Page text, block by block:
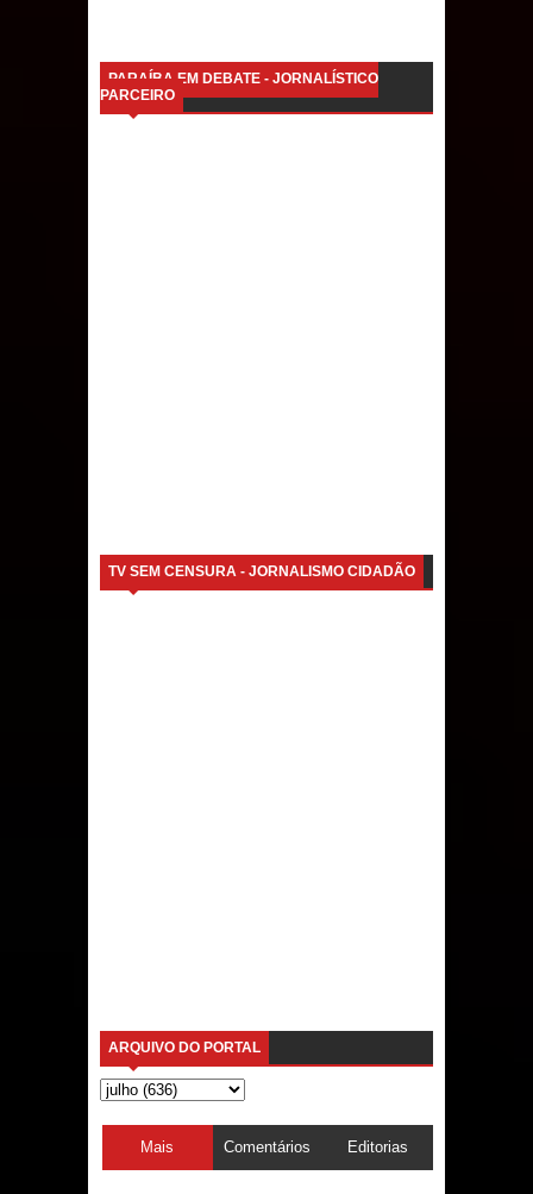
PARAÍBA EM DEBATE - JORNALÍSTICO
PARCEIRO
TV SEM CENSURA - JORNALISMO CIDADÃO
ARQUIVO DO PORTAL
Mais Comentários Editorias